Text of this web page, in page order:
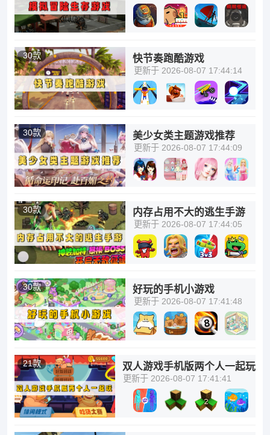
30款 快节奏跑酷游戏
更新于 2026-08-07 17:44:14
30款 美少女类主题游戏推荐
更新于 2026-08-07 17:44:09
30款 内存占用不大的逃生手游
更新于 2026-08-07 17:44:05
30款 好玩的手机小游戏
更新于 2026-08-07 17:41:48
21款 双人游戏手机版两个人一起玩
更新于 2026-08-07 17:41:41